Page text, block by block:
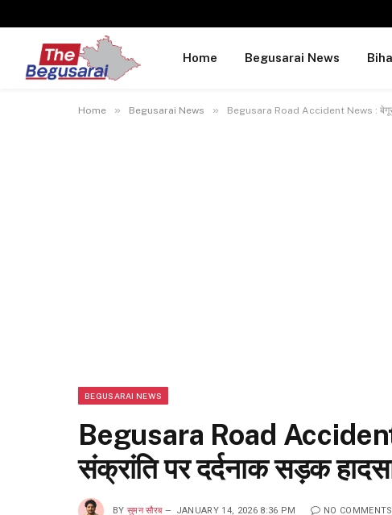
Home Begusarai News
Home » Begusarai News » Begusara Road Accident News :
BEGUSARAI NEWS
Begusara Road
संक्रांति पर दर्दनाक सड़क
BY सुमन सौरब JANUARY 14, 2026 8:36 PM NO COMMENTS